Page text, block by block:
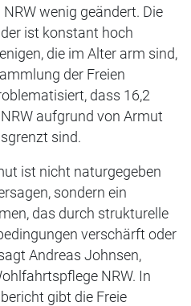
wenig geändert. Die
ist konstant hoch
die im Alter arm sind,
der Freien
dass 16,2
aufgrund von Armut
sind.
ist nicht naturgegeben
sondern ein
das durch strukturelle
verschärft oder
Andreas Johnsen,
NRW. In
gibt die Freie